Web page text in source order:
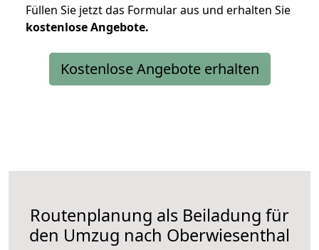
Füllen Sie jetzt das Formular aus und erhalten Sie
kostenloseAngebote.
Kostenlose Angebote erhalten
Routenplanung als Beiladung für
den Umzug nach Oberwiesenthal